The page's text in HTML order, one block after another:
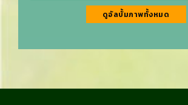
ดูอัลบั้มภาพทั้งหมด